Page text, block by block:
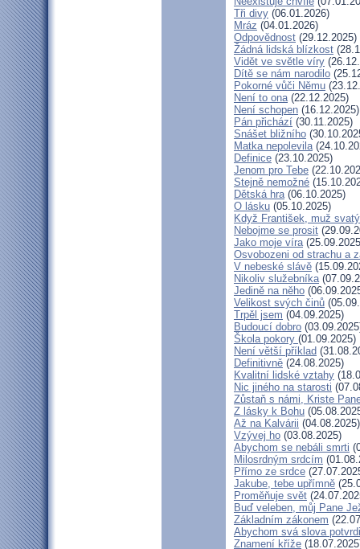
Tři divy (06.01.2026)
Mráz (04.01.2026)
Odpovědnost (29.12.2025)
Žádná lidská blízkost
Vidět ve světle víry
Dítě se nám narodilo
Pokorné vůči Němu
Není to ona(22.12.2025)
Není schopen (16.12.2025)
Pán přichází (30.11.2025)
Snášet bližního
Matka nepolevila
Definice (23.10.2025)
Jenom pro Tebe
Stejně nemožné
Dětská hra(06.10.2025)
O lásku (05.10.2025)
Když František, muž svatý
Nebojme se prosit
Jako moje víra
Osvobozeni od strachu a
V nebeské slávě
Nikoliv služebníka
Jedině na něho
Velikost svých činů
Trpěl jsem (04.09.2025)
Budoucí dobro
Škola pokory (01.09.2025)
Není větší příklad
Definitivně (24.08.2025)
Kvalitní lidské vztahy
Nic jiného na starosti
Zůstaň s námi, Kriste
Z lásky k Bohu
Až na Kalvárii (04.08.2025)
Vzývej ho (03.08.2025)
Abychom se nebáli smrti
Milosrdným srdcím
Přímo ze srdce
Jakube, tebe upřímně
Proměňuje svět
Buď veleben, můj Pane
Základním zákonem
Abychom svá slova
Znamení kříže